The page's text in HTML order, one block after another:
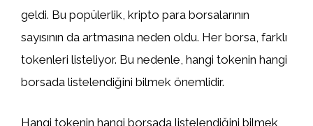
geldi. Bu popülerlik, kripto para borsalarının
sayısının da artmasına neden oldu. Her borsa, farklı
tokenleri listeliyor. Bu nedenle, hangi tokenin hangi
borsada listelendiğini bilmek önemlidir.
Hangi tokenin hangi borsada listelendiğini bilmek,